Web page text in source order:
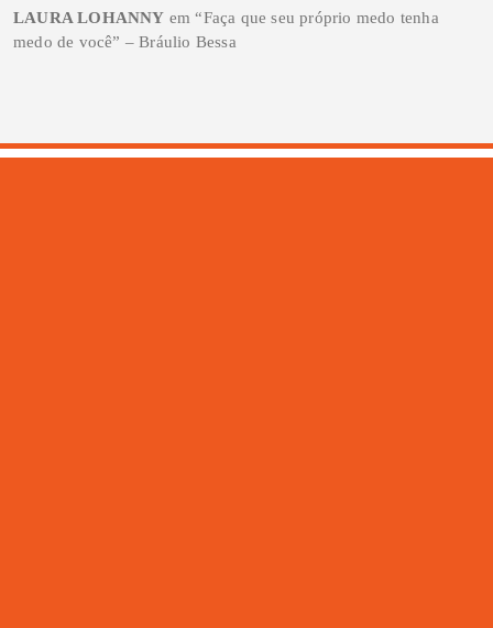
LAURA LOHANNY em“Faça que seu próprio medo tenha
medo de você” – Bráulio Bessa